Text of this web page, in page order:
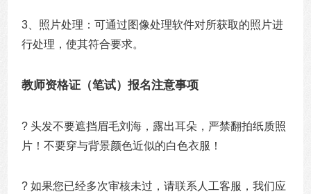
3、照片处理：可通过图像处理软件对所获取的照片进
行处理，使其符合要求。
教师资格证（笔试）报名注意事项
? 头发不要遮挡眉毛刘海，露出耳朵，严禁翻拍纸质照
片！不要穿与背景颜色近似的白色衣服！
? 如果您已经多次审核未过，请联系人工客服，我们应